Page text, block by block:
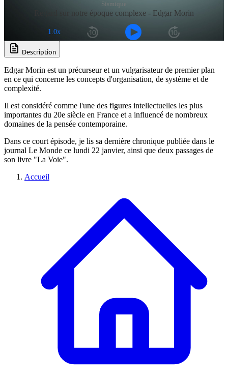
Sismique
Regard sur notre époque complexe - Edgar Morin
1.0x
Description
Edgar Morin est un précurseur et un vulgarisateur de premier plan
en ce qui concerne les concepts d'organisation, de système et de
complexité.
Il est considéré comme l'une des figures intellectuelles les plus
importantes du 20e siècle en France et a influencé de nombreux
domaines de la pensée contemporaine.
Dans ce court épisode, je lis sa dernière chronique publiée dans le
journal Le Monde ce lundi 22 janvier, ainsi que deux passages de
son livre "La Voie".
Accueil